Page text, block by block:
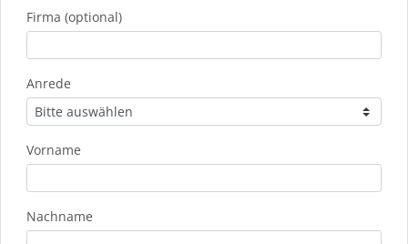
Firma (optional)
Anrede
Vorname
Nachname